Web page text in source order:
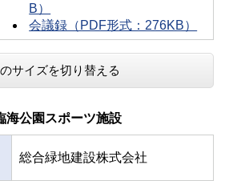
B）
会議録（PDF形式：276KB）
サイズを切り替える
海公園スポーツ施設
総合緑地建設株式会社